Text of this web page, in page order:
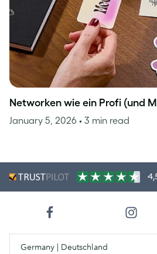
Networken wie ein Profi (und
January 5, 2026 • 3 min read
Germany | Deutschland